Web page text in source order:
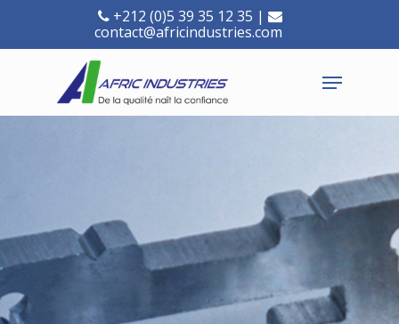
+212 (0)5 39 35 12 35 |
contact@africindustries.com